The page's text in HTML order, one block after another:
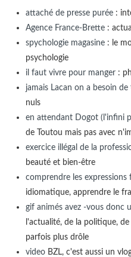
attaché de presse purée:
Agence France-Brette:
spychologie magasine: le
psychologie
il faut vivre pour manger:
jamais Lacan on a besoin de
nuls
en attendant Dogot (l'infini
de Toutou mais pas avec
exercice illégal de la
beauté et bien-être
comprendre les expressions
idiomatique, apprendre le
gif animés avez -vous donc
l'actualité, de la politique,
parfois plus drôle
videoBZL, c'est aussi un